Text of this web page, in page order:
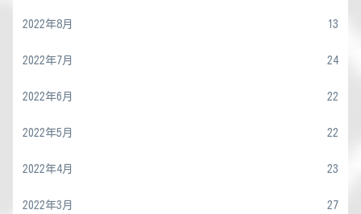
2022年8月 13
2022年7月 24
2022年6月 22
2022年5月 22
2022年4月 23
2022年3月 27